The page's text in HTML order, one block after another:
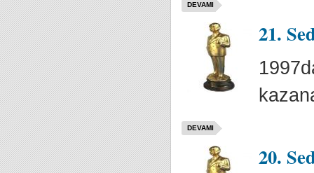
DEVAMI
21.
DEVAMI
20.